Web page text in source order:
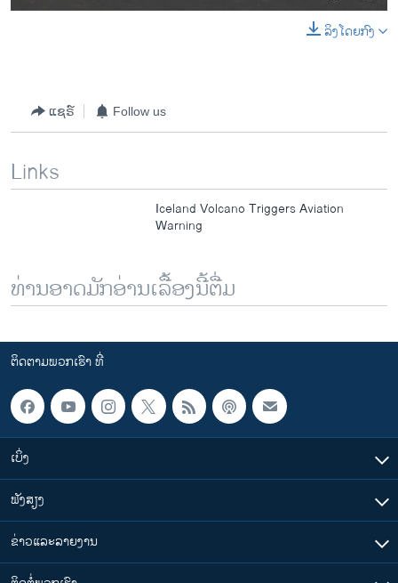
ລິງໂດຍກົງ
ແຊຣ໌ Follow us
Links
Iceland Volcano Triggers Aviation
Warning
ທ່ານອາດມັກອ່ານເລື້ອງນີ້ຕື່ມ
ຕິດຕາມພວກເຮົາ ທີ່
ເບິ່ງ
ຟັງສຽງ
ຂ່າວແລະລາຍງານ